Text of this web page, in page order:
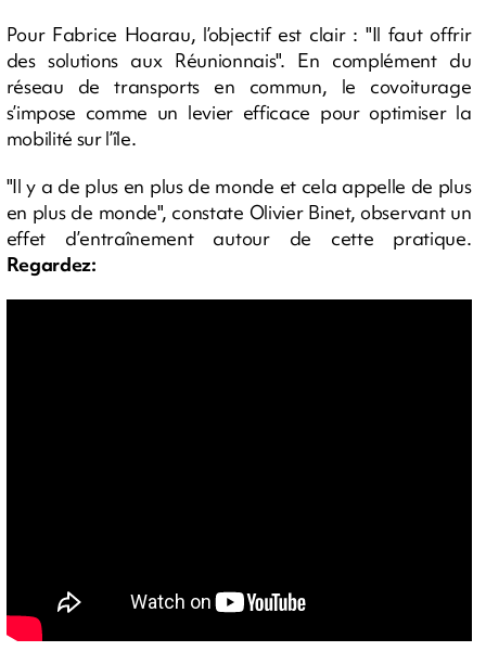
Pour Fabrice Hoarau, l’objectif est clair : "Il faut offrir
des solutions aux Réunionnais". En complément du
réseau de transports en commun, le covoiturage
s’impose comme un levier efficace pour optimiser la
mobilité sur l’île.
"Il y a de plus en plus de monde et cela appelle de plus
en plus de monde", constate Olivier Binet, observant un
effet d’entraînement autour de cette pratique.
Regardez: